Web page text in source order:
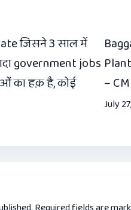
जिसने 3 साल में
government jobs
का हक़ है, कोई
–
July